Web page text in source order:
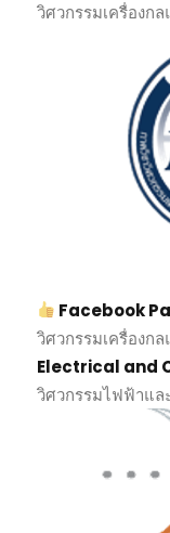
วิศวกรรมเครื่องก
Facebook
วิศวกรรมเครื่องก
Electrical and
วิศวกรรมไฟฟ้าแล